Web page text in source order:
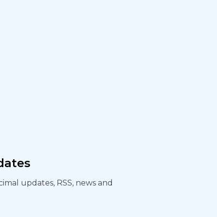
updates, RSS, news and